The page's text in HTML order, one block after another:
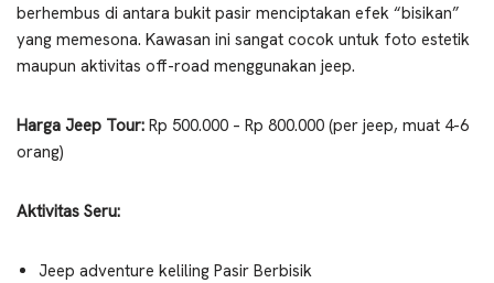
berhembus di antara bukit pasir menciptakan efek “bisikan”
yang memesona. Kawasan ini sangat cocok untuk foto estetik
maupun aktivitas off-road menggunakan jeep.
Harga Jeep Tour: Rp 500.000 – Rp 800.000 (per jeep, muat 4-6
orang)
Aktivitas Seru:
Jeep adventure keliling Pasir Berbisik